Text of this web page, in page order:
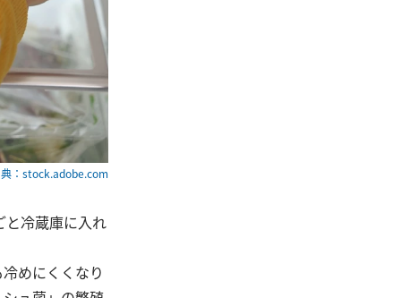
：stock.adobe.com
冷蔵庫に入れ
めにくくなり